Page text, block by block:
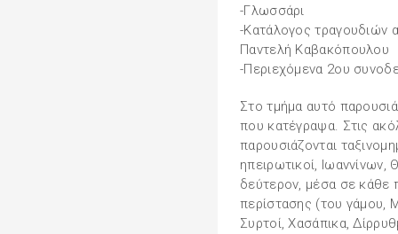
-Γλωσσάρι
-Κατάλογος τραγουδιών
Παντελή Καβακόπουλου
-Περιεχόμενα 2ου
Στο τμήμα αυτό
που κατέγραψα. Στις
παρουσιάζονται
ηπειρωτικοί,
δεύτερον, μέσα σε κάθε
περίστασης (του γάμου,
Συρτοί, Χασάπικα,